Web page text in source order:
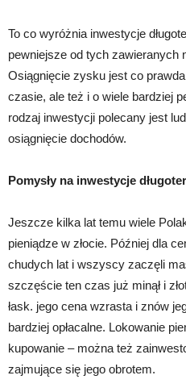
To co wyróżnia inwestycje
pewniejsze od tych zawieranych
Osiągnięcie zysku jest co
czasie, ale też i o wiele bardziej
rodzaj inwestycji polecany jest
osiągnięcie dochodów.
Pomysły na inwestycje
Jeszcze kilka lat temu wiele
pieniądze w złocie. Później dla
chudych lat i wszyscy zaczęli
szczęście ten czas już minął i
łask. jego cena wzrasta i znów
bardziej opłacalne. Lokowanie
kupowanie – można też
zajmujące się jego obrotem.